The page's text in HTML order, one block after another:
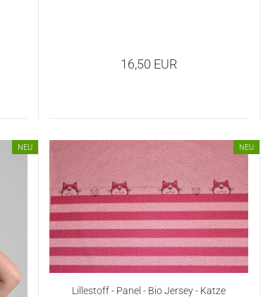
16,50 EUR
NEU NEU
Lillestoff - Panel - Bio Jersey - Katze